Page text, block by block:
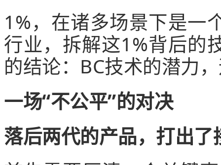
1%，在诸多场景下是一
行业，拆解这1%背后的
的结论：BC技术的潜力
一场“不公平”的对决
落后两代的产品，打出